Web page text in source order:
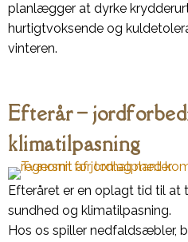
planlægger at dyrke
hurtigtvoksende og
vinteren.
Efterår –
klimatilpasning
Efteråret er en oplagt tid til at
sundhed og klimatilpasning.
Hos os spiller nedfaldsæbler,